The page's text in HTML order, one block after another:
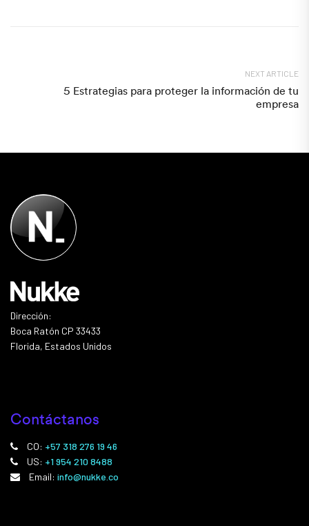
NEXT ARTICLE
5 Estrategias para proteger la información de tu
empresa
Dirección:
Boca Ratón CP 33433
Florida, Estados Unidos
Contáctanos
CO: +57 318 276 19 46
US: +1 954 210 8488
Email: info@nukke.co